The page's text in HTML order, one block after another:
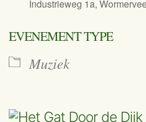
Industrieweg 1a,
EVENEMENT TYPE
Muziek